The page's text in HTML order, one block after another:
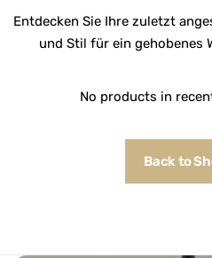
Entdecken Sie Ihre zuletzt
und Stil für ein gehobenes
No products in
Back to